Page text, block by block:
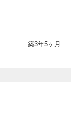
築3年5ヶ月